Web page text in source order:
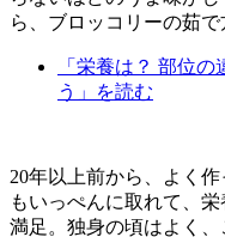
ら、ブロッコリーの茹
「栄養は？ 部位
う」を読む
20年以上前から、よく
もいっぺんに取れて、
満足。独身の頃はよく